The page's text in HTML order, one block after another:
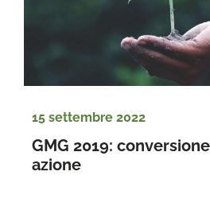
15 settembre 2022
GMG 2019:
azione